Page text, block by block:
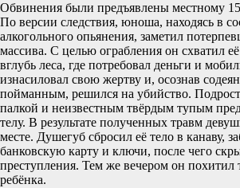
Обвинения были предъявлены местному
По версии следствия, юноша, находясь в
алкогольного опьянения, заметил
массива. С целью ограбления он схватил
вглубь леса, где потребовал деньги и
изнасиловал свою жертву и, осознав
пойманным, решился на убийство.
палкой и неизвестным твёрдым тупым
телу. В результате полученных травм
месте. Душегуб сбросил её тело в канаву,
банковскую карту и ключи, после чего
преступления. Тем же вечером он похитил
ребёнка.